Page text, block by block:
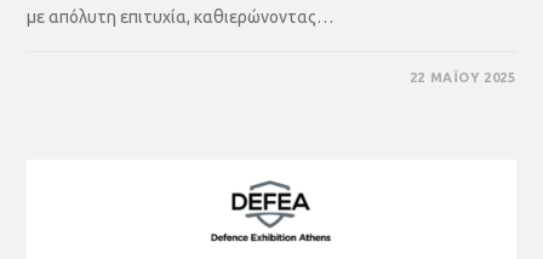
με απόλυτη επιτυχία, καθιερώνοντας…
22 ΜΑΪ́ΟΥ 2025